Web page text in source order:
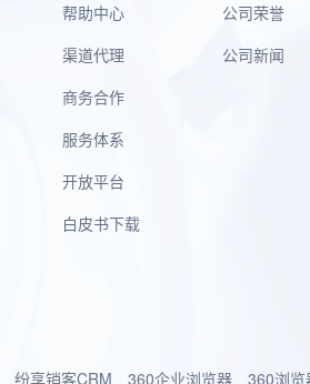
帮助中心
渠道代理
商务合作
服务体系
开放平台
白皮书下载
公司荣誉
公司新闻
纷享销客CRM 360企业浏览器 360浏览